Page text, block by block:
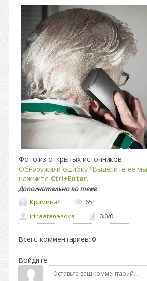
Фото из открытых источников
Обнаружили ошибку? Выделите ее
нажмите Ctrl+Enter.
Дополнительно по теме
Криминал
65
irinaatanasova
0.0/0
Всего комментариев: 0
Войдите: